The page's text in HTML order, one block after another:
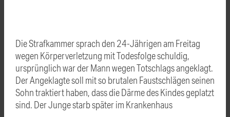
Die Strafkammer sprach den 24-Jährigen am Freitag
wegen Körperverletzung mit Todesfolge schuldig,
ursprünglich war der Mann wegen Totschlags angeklagt.
Der Angeklagte soll mit so brutalen Faustschlägen seinen
Sohn traktiert haben, dass die Därme des Kindes geplatzt
sind. Der Junge starb später im Krankenhaus